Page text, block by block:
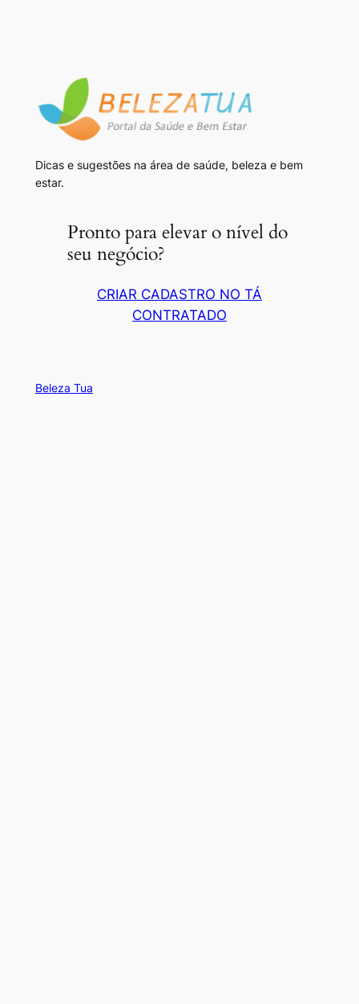
Dicas e sugestões na área de saúde, beleza e bem
estar.
Pronto para elevar o nível do
seu negócio?
CRIAR CADASTRO NO TÁ
CONTRATADO
Beleza Tua